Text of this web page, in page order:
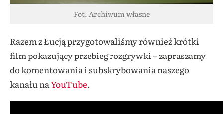
Fot. Archiwum własne
Razem z Łucją przygotowaliśmy również krótki
film pokazujący przebieg rozgrywki – zapraszamy
do komentowania i subskrybowania naszego
kanału naYouTube.